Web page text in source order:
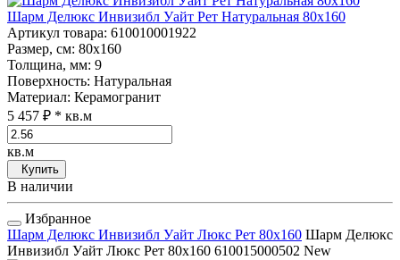
Шарм Делюкс Инвизибл Уайт Рет Натуральная 80x160
Артикул товара: 610010001922
Размер, см: 80x160
Толщина, мм: 9
Поверхность: Натуральная
Материал: Керамогранит
5 457 ₽ * кв.м
кв.м
Купить
В наличии
Избранное
Шарм Делюкс Инвизибл Уайт Люкс Рет 80x160 Шарм Делюкс
Инвизибл Уайт Люкс Рет 80x160 610015000502 New